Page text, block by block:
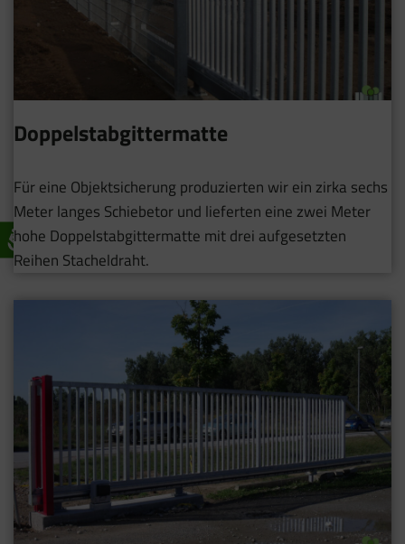
Doppelstabgittermatte
Für eine Objektsicherung produzierten wir ein zirka sechs
Meter langes Schiebetor und lieferten eine zwei Meter
hohe Doppelstabgittermatte mit drei aufgesetzten
Reihen Stacheldraht.